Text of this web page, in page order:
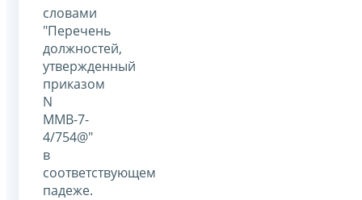
словами
"Перечень
должностей,
утвержденный
приказом
N
ММВ-7-
4/754@"
в
соответствующем
падеже.